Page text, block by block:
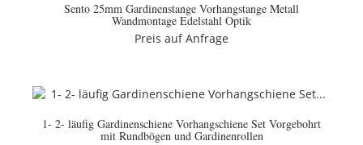
Sento 25mm Gardinenstange Vorhangstange Metall
Wandmontage Edelstahl Optik
Preis auf Anfrage
1- 2- läufig Gardinenschiene Vorhangschiene Set Vorgebohrt
mit Rundbögen und Gardinenrollen